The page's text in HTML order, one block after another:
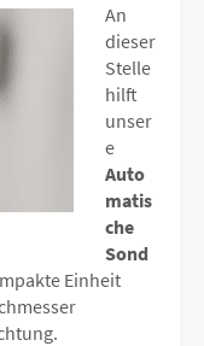
An
dieser
Stelle
hilft
unser
e
Auto
matis
che
Sond
Einheit